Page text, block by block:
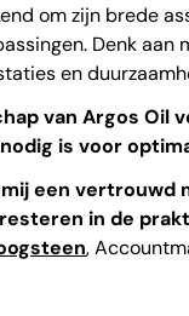
om zijn brede
Denk aan
en
van Argos Oil
is voor
een
in de
,